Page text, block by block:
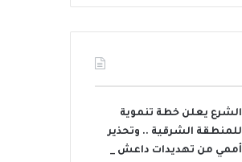
الشرع يعلن خطة تنموية
للمنطقة الشرقية .. وتحذير
أممي من تهديدات داعش _